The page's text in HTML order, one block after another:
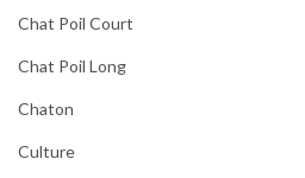
Chat Poil Court
Chat Poil Long
Chaton
Culture